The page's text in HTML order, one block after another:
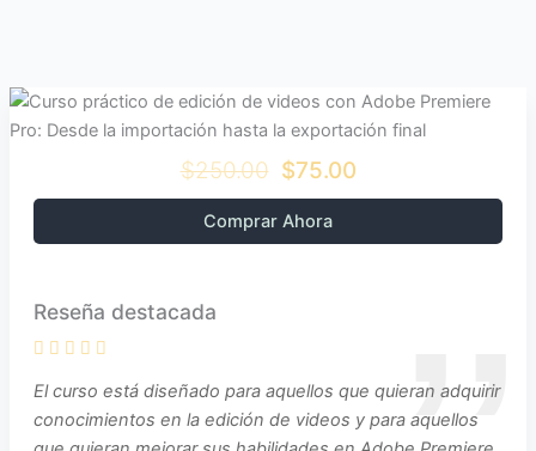
$250.00 $75.00
Comprar Ahora
Reseña destacada
El curso está diseñado para aquellos que quieran adquirir
conocimientos en la edición de videos y para aquellos